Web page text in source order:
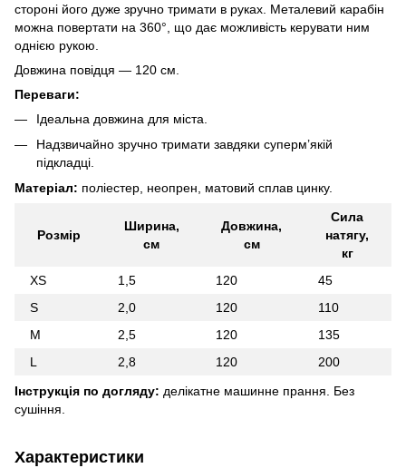
стороні його дуже зручно тримати в руках. Металевий карабін
можна повертати на 360°, що дає можливість керувати ним
однією рукою.
Довжина повідця — 120 см.
Переваги:
Ідеальна довжина для міста.
Надзвичайно зручно тримати завдяки суперм’якій
підкладці.
Матеріал: поліестер, неопрен, матовий сплав цинку.
Розмір
Ширина,
см
Довжина,
см
Сила
натягу,
кг
XS
1,5 120
45
S
2,0 120
110
M
2,5 120
135
L
2,8 120
200
Інструкція по догляду: делікатне машинне прання. Без
сушіння.
Характеристики